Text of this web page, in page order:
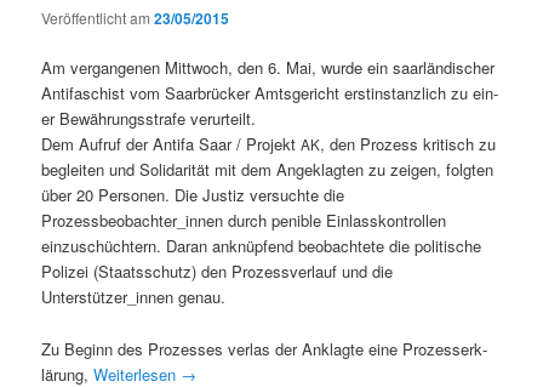
Veröffentlicht am23/05/2015
Am ver­gan­genen Mittwoch, den 6. Mai, wurde ein saar­ländis­ch­er
Antifaschist vom Saar­brück­er Amts­gericht erstin­stan­zlich zu ein­
er Bewährungsstrafe verurteilt.
Dem Aufruf der Antifa Saar / Pro­jektAK, den Prozess kri­tisch zu
begleit­en und Sol­i­dar­ität mit dem Angeklagten zu zeigen, fol­gten
über 20 Per­so­n­en. Die Jus­tiz ver­suchte die
Prozessbeobachter_innen durch penible Ein­lasskon­trollen
einzuschüchtern. Daran anknüpfend beobachtete die poli­tis­che
Polizei (Staatss­chutz) den Prozessver­lauf und die
Unterstützer_innen genau.
Zu Beginn des Prozess­es ver­las der Anklagte eine Prozesserk­
lärung,Weit­er­lesen →